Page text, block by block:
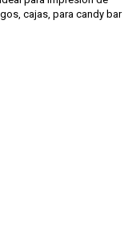
cajas, para candy bar